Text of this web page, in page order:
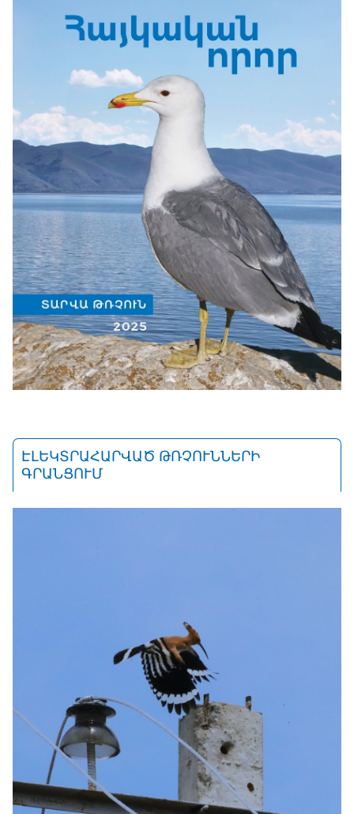
ԷԼԵԿՏՐԱՀԱՐՎԱԾ ԹՌՉՈՒՆՆԵՐԻ
ԳՐԱՆՑՈՒՄ